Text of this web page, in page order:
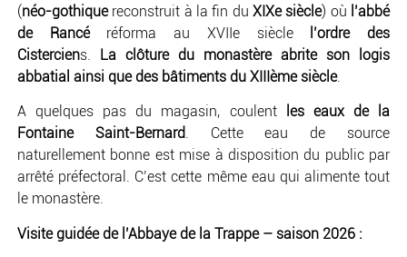
(néo-gothiquereconstruit à la fin duXIXe siècle) où l’abbé
de Rancé réforma au XVIIe siècle
l’ordre des
Cisterciens. La clôture du monastère abrite son logis
abbatial ainsi que des bâtiments du XIIIème siècle.
A quelques pas du magasin, coulent
les eaux de la
Fontaine Saint-Bernard. Cette eau de source
naturellement bonne est mise à disposition du public par
arrêté préfectoral. C’est cette même eau qui alimente tout
le monastère.
Visite guidée de l’Abbaye de la Trappe – saison 2026 :